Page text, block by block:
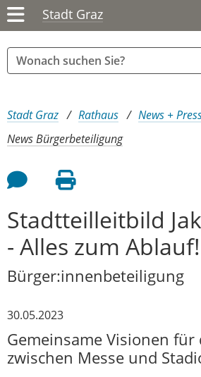
Stadt Graz
Sie sind hier:
Stadt Graz Rathaus News +
News Bürgerbeteiligung
Feedback an Autor
Seite drucken
Stadtteilleitbild
- Alles zum Ablauf!
Bürger:innenbeteiligung
30.05.2023
Gemeinsame Visionen für
zwischen Messe und